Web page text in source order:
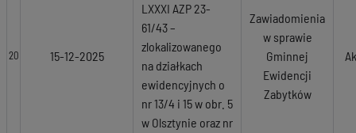
20 15-12-2025
LXXXI AZP 23-
61/43 –
zlokalizowanego
na działkach
ewidencyjnych o
nr 13/4 i 15 w obr. 5
w Olsztynie oraz nr
Zawiadomienia
w sprawie
Gminnej
Ewidencji
Zabytków